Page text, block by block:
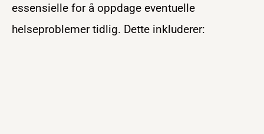
essensielle for å oppdage eventuelle
helseproblemer tidlig. Dette inkluderer: